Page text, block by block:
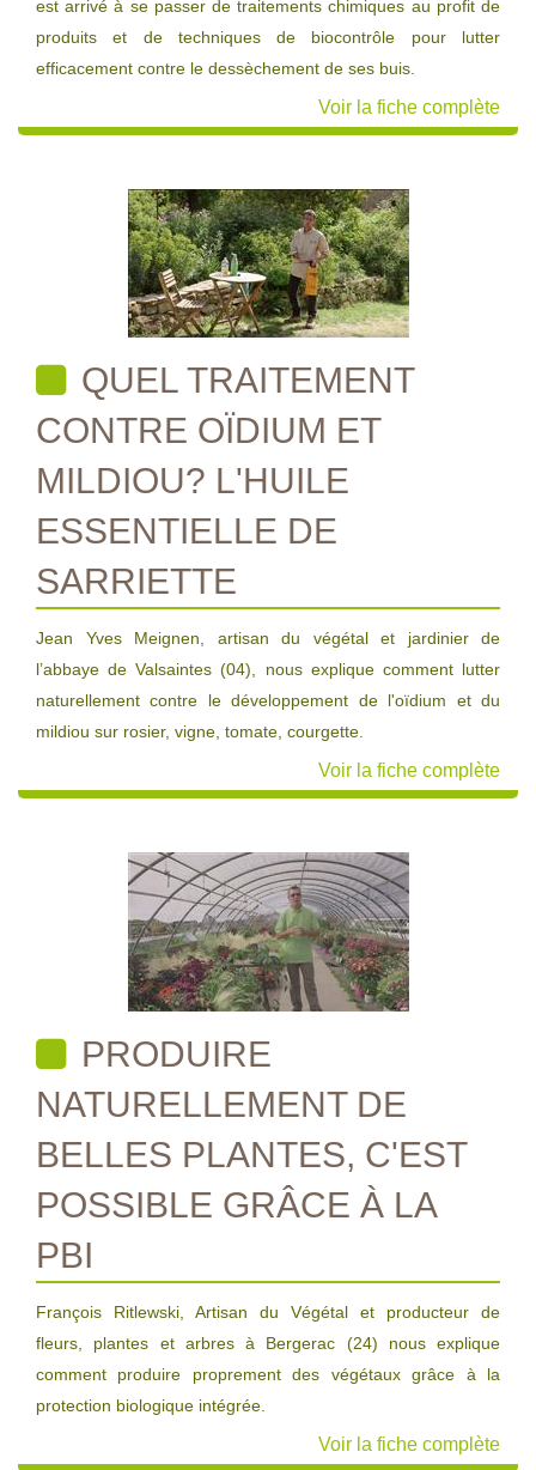
est arrivé à se passer de traitements chimiques au profit de
produits et de techniques de biocontrôle pour lutter
efficacement contre le dessèchement de ses buis.
Voir la fiche complète
QUEL TRAITEMENT
CONTRE OÏDIUM ET
MILDIOU? L'HUILE
ESSENTIELLE DE
SARRIETTE
Jean Yves Meignen, artisan du végétal et jardinier de
l’abbaye de Valsaintes (04), nous explique comment lutter
naturellement contre le développement de l'oïdium et du
mildiou sur rosier, vigne, tomate, courgette.
Voir la fiche complète
PRODUIRE
NATURELLEMENT DE
BELLES PLANTES, C'EST
POSSIBLE GRÂCE À LA
PBI
François Ritlewski, Artisan du Végétal et producteur de
fleurs, plantes et arbres à Bergerac (24) nous explique
comment produire proprement des végétaux grâce à la
protection biologique intégrée.
Voir la fiche complète